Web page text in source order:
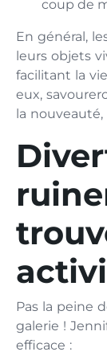
coup de
En général,
leurs objets
facilitant la
eux,
la nouveauté,
Pas la peine
galerie !
efficace :